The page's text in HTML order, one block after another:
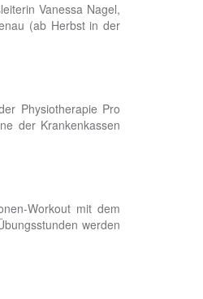
Vanessa Nagel,
(ab Herbst in der
Physiotherapie Pro
der Krankenkassen
Workout mit dem
werden